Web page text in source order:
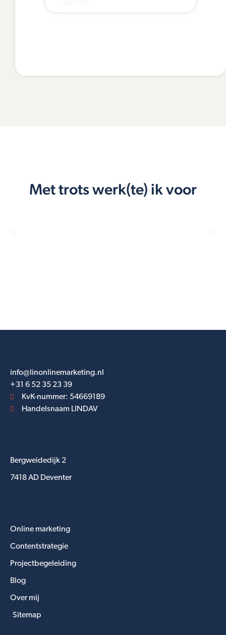
Met trots werk(te) ik voor
info@linonlinemarketing.nl
+31 6 52 35 23 39
KvK-nummer: 54669189
Handelsnaam LINDAV
Bergweidedijk 2
7418 AD Deventer
Online marketing
Contentstrategie
Projectbegeleiding
Blog
Over mij
Sitemap